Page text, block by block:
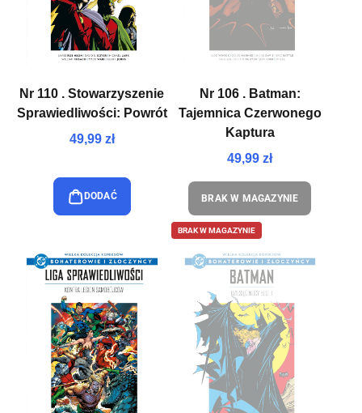
Nr 110 . Stowarzyszenie
Sprawiedliwości: Powrót
49,99 zł
DODAĆ
Nr 106 . Batman:
Tajemnica Czerwonego
Kaptura
49,99 zł
BRAK W MAGAZYNIE
BRAK W MAGAZYNIE